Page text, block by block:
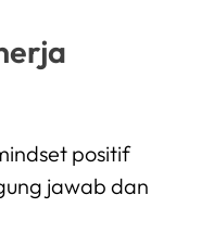
positif
jawab dan